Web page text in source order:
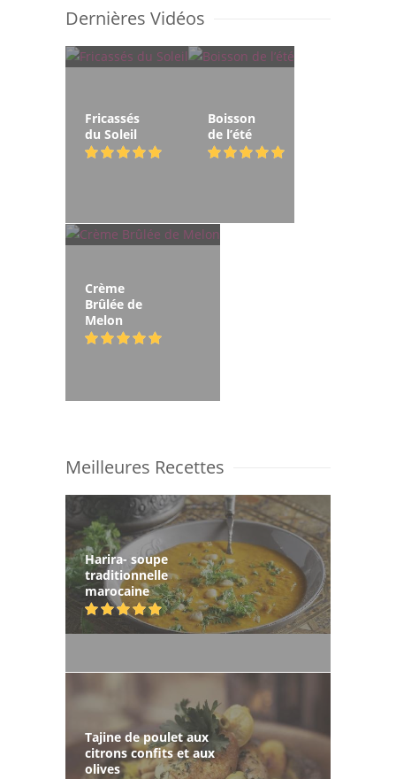
Dernières Vidéos
Fricassés
du Soleil
Boisson
de l’été
Crème
Brûlée de
Melon
Meilleures Recettes
Harira- soupe
traditionnelle
marocaine
Tajine de poulet aux
citrons confits et aux
olives